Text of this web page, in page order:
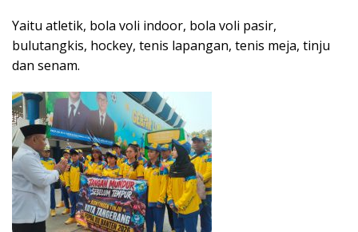
Yaitu atletik, bola voli indoor, bola voli pasir,
bulutangkis, hockey, tenis lapangan, tenis meja, tinju
dan senam.